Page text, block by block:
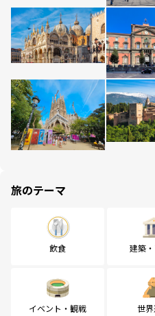
旅のテーマ
飲食 建築
イベント・観戦 世